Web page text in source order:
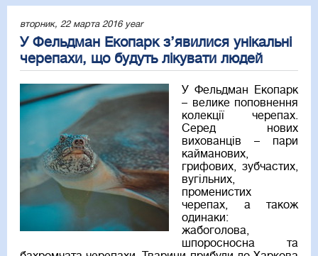
вторник, 22 марта 2016 year
У Фельдман Екопарк з’явилися унікальні
черепахи, що будуть лікувати людей
У Фельдман Екопарк
– велике поповнення
колекції черепах.
Серед нових
вихованців – пари
кайманових,
грифових, зубчастих,
вугільних,
променистих
черепах, а також
одинаки:
жабоголова,
шпоросносна та